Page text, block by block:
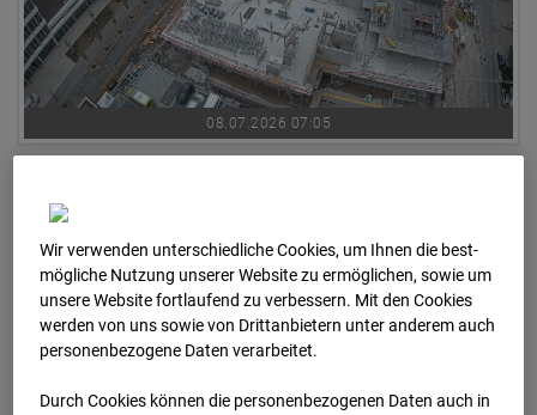
08.07.2026 07:05
Wir verwenden unterschiedliche Cookies, um Ihnen die best­
mögliche Nutzung unserer Website zu ermöglichen, sowie um
unsere Website fortlaufend zu verbessern. Mit den Cookies
werden von uns sowie von Drittanbietern unter anderem auch
personenbezogene Daten verarbeitet.
Durch Cookies können die personenbezogenen Daten auch in